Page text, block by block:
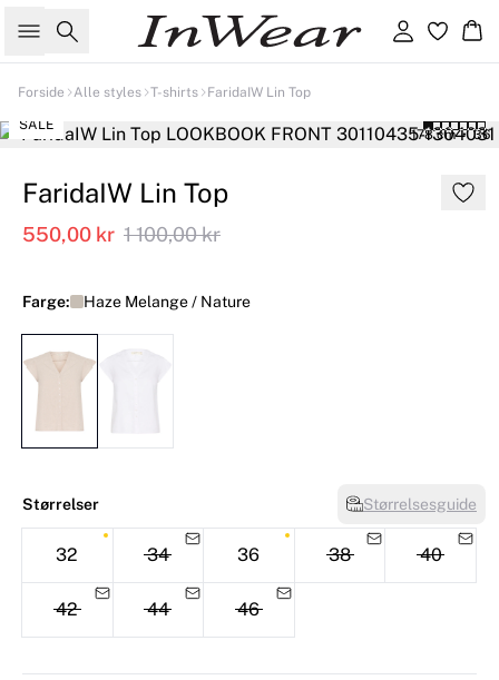
Søk Logg inn
Forside Alle styles T-shirts FaridaIW Lin Top
178 cm • 36
SALE
FaridaIW Lin Top
550,00 kr 1 100,00 kr
Farge: Haze Melange / Nature
Størrelser Størrelsesguide
32 34 36 38 40
42 44 46